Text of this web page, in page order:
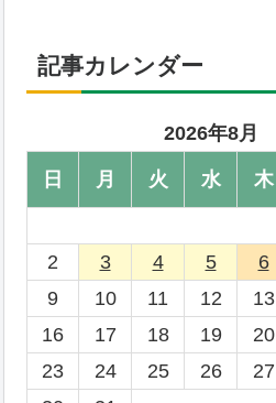
記事カレンダー
2026年8月
日 月 火 水 木
2
3 4 5 6
9
10 11 12 13
16
17 18 19 20
23
24 25 26 27